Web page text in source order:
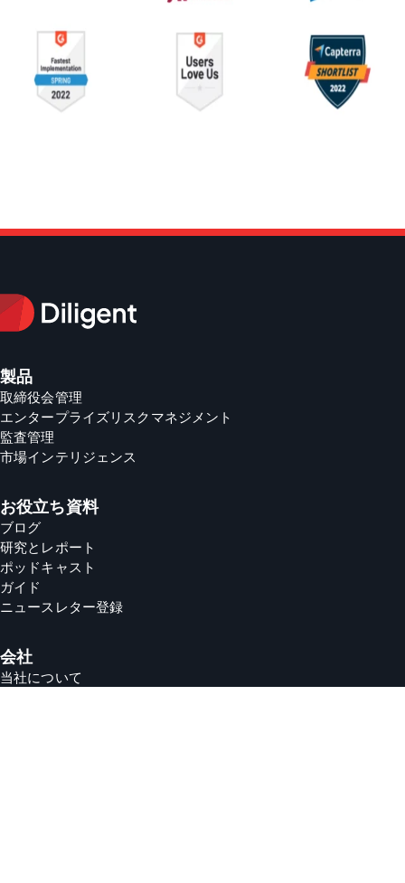
製品
取締役会管理
エンタープライズリスクマネジメント
監査管理
市場インテリジェンス
お役立ち資料
ブログ
研究とレポート
ポッドキャスト
ガイド
ニュースレター登録
会社
当社について